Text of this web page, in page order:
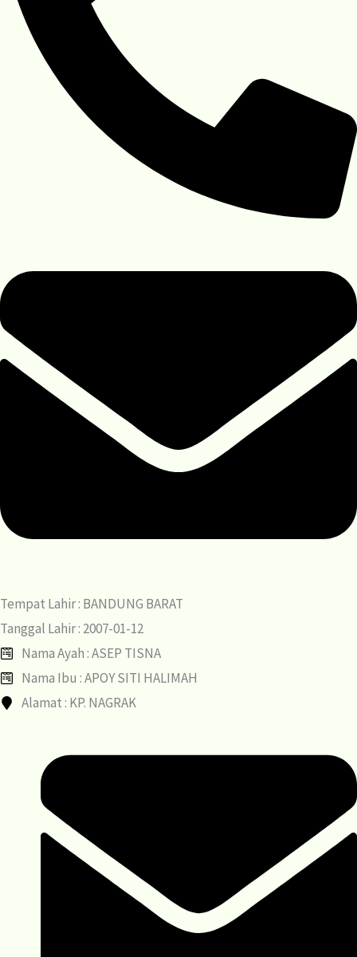
Tempat Lahir : BANDUNG BARAT
Tanggal Lahir : 2007-01-12
Nama Ayah : ASEP TISNA
Nama Ibu : APOY SITI HALIMAH
Alamat : KP. NAGRAK